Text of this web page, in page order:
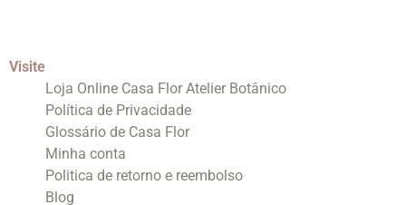
Visite
Loja Online Casa Flor Atelier Botânico
Política de Privacidade
Glossário de Casa Flor
Minha conta
Politica de retorno e reembolso
Blog